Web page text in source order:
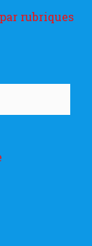
rubriques